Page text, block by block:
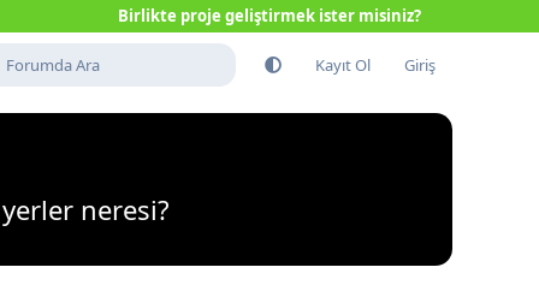
Birlikte proje geliştirmek ister misiniz?
Kayıt Ol Giriş
neresi?